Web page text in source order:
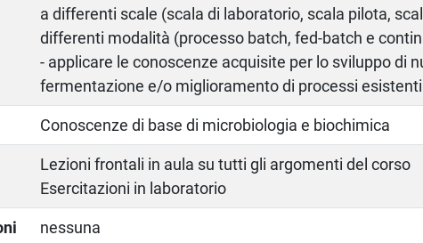
a differenti scale (scala di laboratorio, scala pilota,
differenti modalità (processo batch, fed-batch e
- applicare le conoscenze acquisite per lo sviluppo di
fermentazione e/o miglioramento di processi
Conoscenze di base di microbiologia e biochimica
Lezioni frontali in aula su tutti gli argomenti del corso
Esercitazioni in laboratorio
nessuna